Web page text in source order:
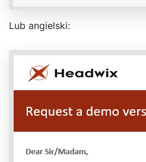
Lub angielski: